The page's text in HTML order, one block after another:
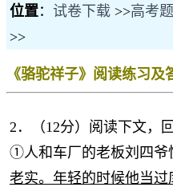
位置： 试卷下载 >>高考
>>
《骆驼祥子》阅读练习及
2．（12分）阅读下文，
①人和车厂的老板刘四爷
老实。年轻的时候他当